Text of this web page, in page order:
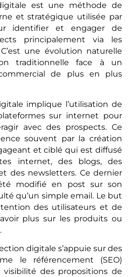
est une méthode de
et stratégique utilisée par
identifier et engager de
principalement via les
une évolution naturelle
traditionnelle face à un
de plus en plus
implique l’utilisation de
sur internet pour
avec des prospects. Ce
souvent par la création
et ciblé qui est diffusé
internet, des blogs, des
des newsletters. Ce dernier
modifié en post sur son
qu’un simple email. Le but
des utilisateurs et de
plus sur les produits ou
digitale s’appuie sur des
le référencement (SEO)
visibilité des propositions de